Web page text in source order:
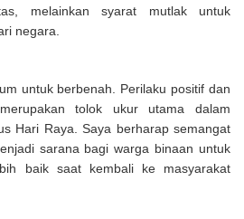
melainkan syarat mutlak untuk
negara.
untuk berbenah. Perilaku positif dan
tolok ukur utama dalam
Hari Raya. Saya berharap semangat
sarana bagi warga binaan untuk
baik saat kembali ke masyarakat